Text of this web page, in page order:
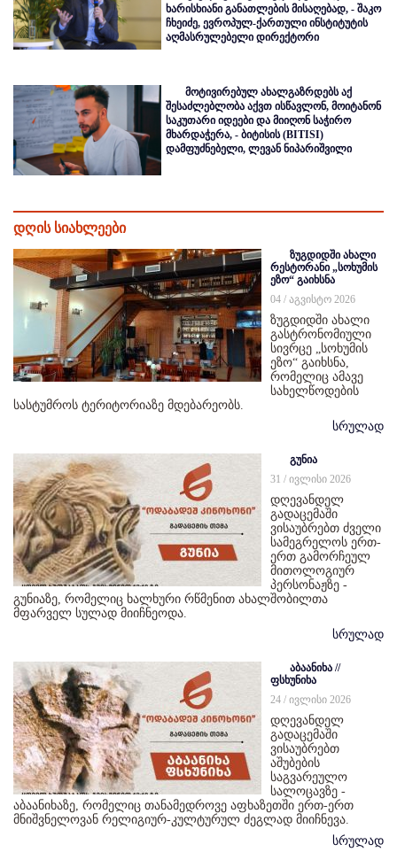
ხარისხიანი განათლების მისაღებად, - შაკო
ჩხეიძე, ევროპულ-ქართული ინსტიტუტის
აღმასრულებელი დირექტორი
მოტივირებულ ახალგაზრდებს აქ
შესაძლებლობა აქვთ ისწავლონ, მოიტანონ
საკუთარი იდეები და მიიღონ საჭირო
მხარდაჭერა, - ბიტისის (BITISI)
დამფუძნებელი, ლევან ნიპარიშვილი
დღის სიახლეები
ზუგდიდში ახალი
რესტორანი „სოხუმის
ეზო“ გაიხსნა
04 / აგვისტო 2026
ზუგდიდში ახალი
გასტრონომიული
სივრცე „სოხუმის
ეზო“ გაიხსნა,
რომელიც ამავე
სახელწოდების
სასტუმროს ტერიტორიაზე მდებარეობს.
სრულად
გუნია
31 / ივლისი 2026
დღევანდელ
გადაცემაში
ვისაუბრებთ ძველი
სამეგრელოს ერთ-
ერთ გამორჩეულ
მითოლოგიურ
პერსონაჟზე -
გუნიაზე, რომელიც ხალხური რწმენით ახალშობილთა
მფარველ სულად მიიჩნეოდა.
სრულად
აბაანიხა //
ფსხუნიხა
24 / ივლისი 2026
დღევანდელ
გადაცემაში
ვისაუბრებთ
აშუბების
საგვარეულო
სალოცავზე -
აბაანიხაზე, რომელიც თანამედროვე აფხაზეთში ერთ-ერთ
მნიშვნელოვან რელიგიურ-კულტურულ ძეგლად მიიჩნევა.
სრულად